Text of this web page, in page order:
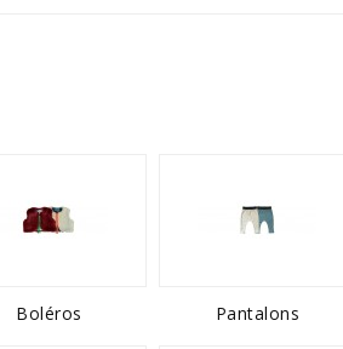
Boléros Pantalons